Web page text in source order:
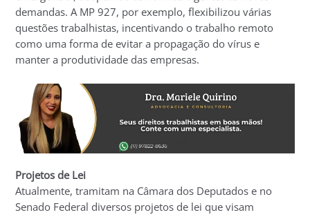
demandas. A MP 927, por exemplo, flexibilizou várias
questões trabalhistas, incentivando o trabalho remoto
como uma forma de evitar a propagação do vírus e
manter a produtividade das empresas.
Projetos de Lei
Atualmente, tramitam na Câmara dos Deputados e no
Senado Federal diversos projetos de lei que visam